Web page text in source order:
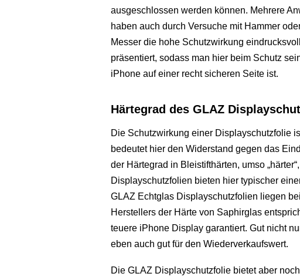
ausgeschlossen werden können. Mehrere
haben auch durch Versuche mit Hammer
Messer die hohe Schutzwirkung eindrucksvoll
präsentiert, sodass man hier beim Schutz
iPhone auf einer recht sicheren Seite ist.
Härtegrad des GLAZ
Die Schutzwirkung einer Displayschutzfolie
bedeutet hier den Widerstand gegen das
der Härtegrad in Bleistifthärten, umso
Displayschutzfolien bieten hier typischer
GLAZ Echtglas Displayschutzfolien liegen
Herstellers der Härte von Saphirglas
teuere iPhone Display garantiert. Gut nicht
eben auch gut für den Wiederverkaufswert.
Die GLAZ Displayschutzfolie bietet aber